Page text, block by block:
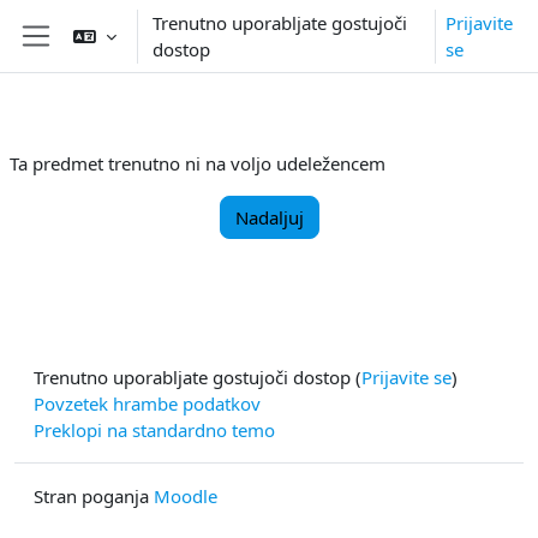
Preskoči na glavno vsebino
Stransko polje
Trenutno uporabljate gostujoči
dostop
Prijavite
se
Ta predmet trenutno ni na voljo udeležencem
Nadaljuj
Trenutno uporabljate gostujoči dostop (Prijavite se)
Povzetek hrambe podatkov
Preklopi na standardno temo
Stran poganja Moodle